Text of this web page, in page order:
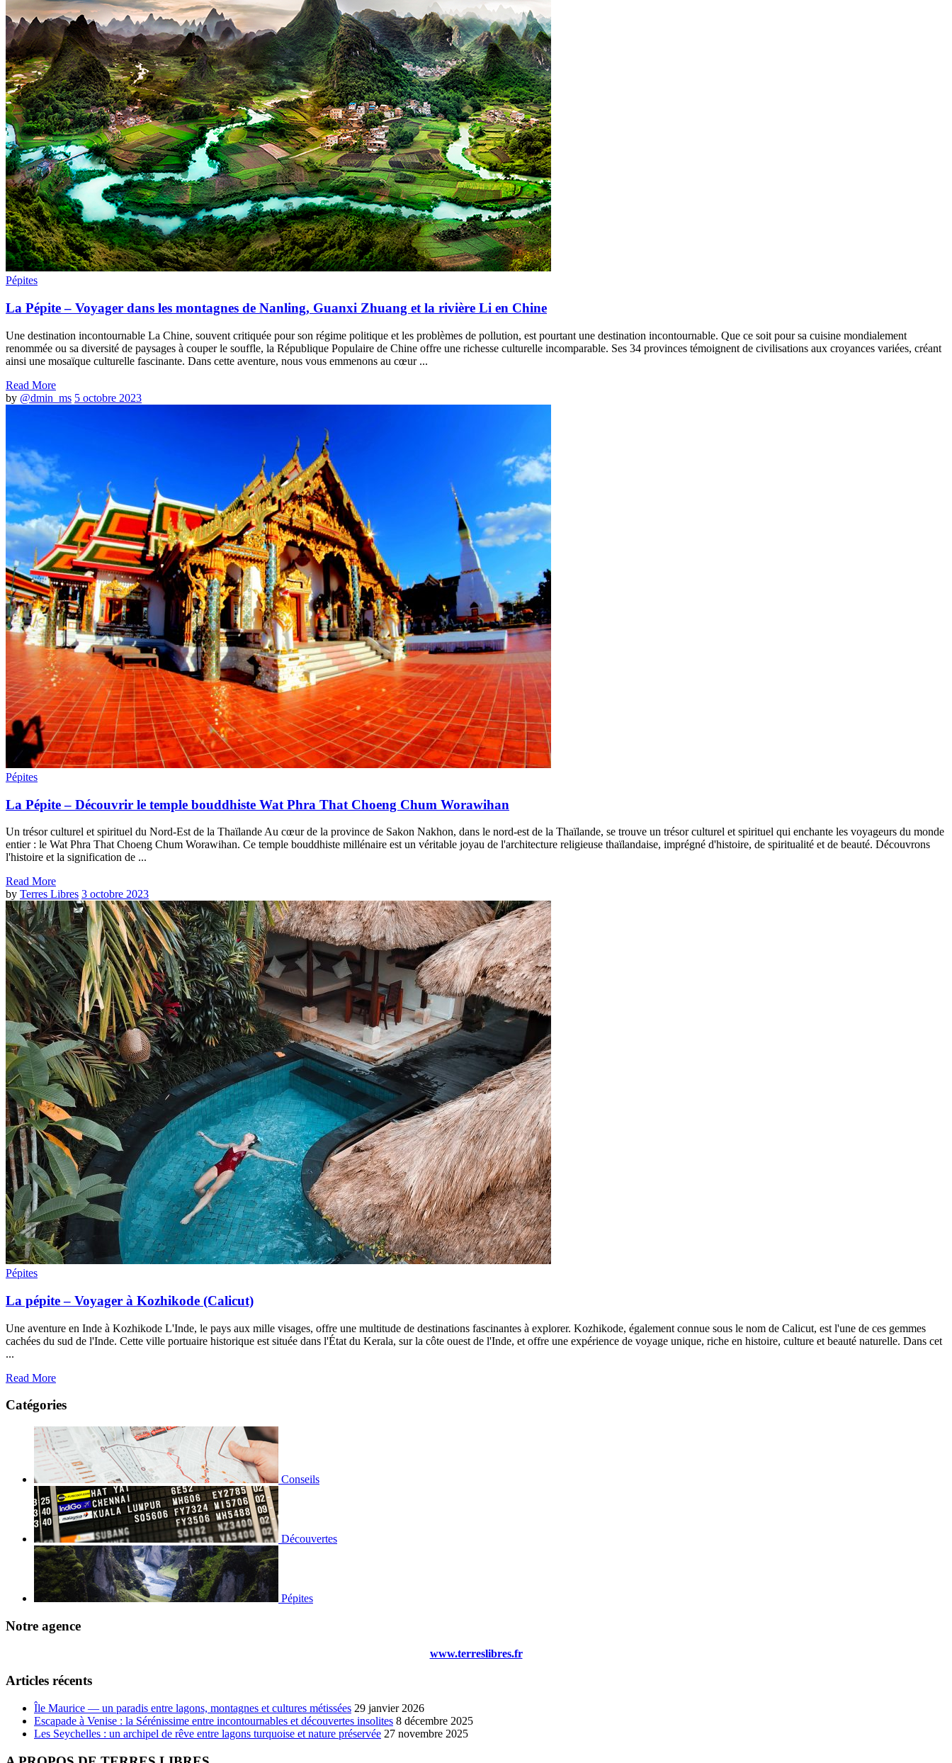
Pépites
La Pépite – Voyager dans les montagnes de Nanling, Guanxi Zhuang et la rivière Li en Chine
Une destination incontournable La Chine, souvent critiquée pour son régime politique et les problèmes de pollution, est pourtant une destination incontournable. Que ce soit pour sa cuisine mondialement
renommée ou sa diversité de paysages à couper le souffle, la République Populaire de Chine offre une richesse culturelle incomparable. Ses 34 provinces témoignent de civilisations aux croyances variées, créant
ainsi une mosaïque culturelle fascinante. Dans cette aventure, nous vous emmenons au cœur ...
Read More
by @dmin_ms 5 octobre 2023
Pépites
La Pépite – Découvrir le temple bouddhiste Wat Phra That Choeng Chum Worawihan
Un trésor culturel et spirituel du Nord-Est de la Thaïlande Au cœur de la province de Sakon Nakhon, dans le nord-est de la Thaïlande, se trouve un trésor culturel et spirituel qui enchante les voyageurs du monde
entier : le Wat Phra That Choeng Chum Worawihan. Ce temple bouddhiste millénaire est un véritable joyau de l'architecture religieuse thaïlandaise, imprégné d'histoire, de spiritualité et de beauté. Découvrons
l'histoire et la signification de ...
Read More
by Terres Libres 3 octobre 2023
Pépites
La pépite – Voyager à Kozhikode (Calicut)
Une aventure en Inde à Kozhikode L'Inde, le pays aux mille visages, offre une multitude de destinations fascinantes à explorer. Kozhikode, également connue sous le nom de Calicut, est l'une de ces gemmes
cachées du sud de l'Inde. Cette ville portuaire historique est située dans l'État du Kerala, sur la côte ouest de l'Inde, et offre une expérience de voyage unique, riche en histoire, culture et beauté naturelle. Dans cet
...
Read More
Catégories
Conseils
Découvertes
Pépites
Notre agence
www.terreslibres.fr
Articles récents
Île Maurice — un paradis entre lagons, montagnes et cultures métissées 29 janvier 2026
Escapade à Venise : la Sérénissime entre incontournables et découvertes insolites 8 décembre 2025
Les Seychelles : un archipel de rêve entre lagons turquoise et nature préservée 27 novembre 2025